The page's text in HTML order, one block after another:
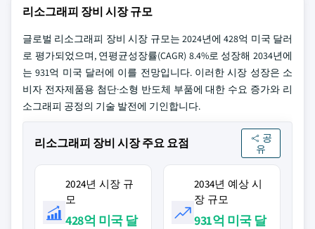
리소그래피 장비 시장 규모
글로벌 리소그래피 장비 시장 규모는 2024년에 428억 미국 달러
로 평가되었으며, 연평균성장률(CAGR) 8.4%로 성장해 2034년에
는 931억 미국 달러에 이를 전망입니다. 이러한 시장 성장은 소
비자 전자제품용 첨단·소형 반도체 부품에 대한 수요 증가와 리
소그래피 공정의 기술 발전에 기인합니다.
리소그래피 장비 시장 주요 요점
공
유
2024년 시장 규
모
428억 미국 달
2034년 예상 시
장 규모
931억 미국 달